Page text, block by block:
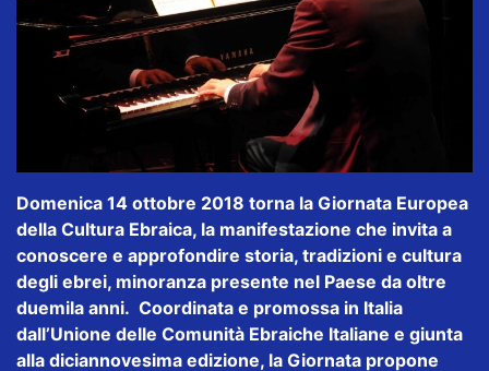
Domenica 14 ottobre 2018 torna la Giornata Europea
della Cultura Ebraica, la manifestazione che invita a
conoscere e approfondire storia, tradizioni e cultura
degli ebrei, minoranza presente nel Paese da oltre
duemila anni. Coordinata e promossa in Italia
dall’Unione delle Comunità Ebraiche Italiane e giunta
alla diciannovesima edizione, la Giornata propone